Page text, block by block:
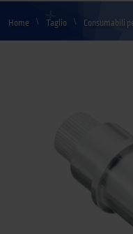
Home Taglio Consumabili